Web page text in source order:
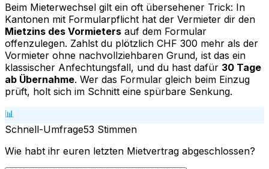
Beim Mieterwechsel gilt ein oft übersehener Trick: In
Kantonen mit Formularpflicht hat der Vermieter dir den
Mietzins des Vormieters auf dem Formular
offenzulegen. Zahlst du plötzlich CHF 300 mehr als der
Vormieter ohne nachvollziehbaren Grund, ist das ein
klassischer Anfechtungsfall, und du hast dafür 30 Tage
ab Übernahme. Wer das Formular gleich beim Einzug
prüft, holt sich im Schnitt eine spürbare Senkung.
📊
Schnell-Umfrage53 Stimmen
Wie habt ihr euren letzten Mietvertrag abgeschlossen?